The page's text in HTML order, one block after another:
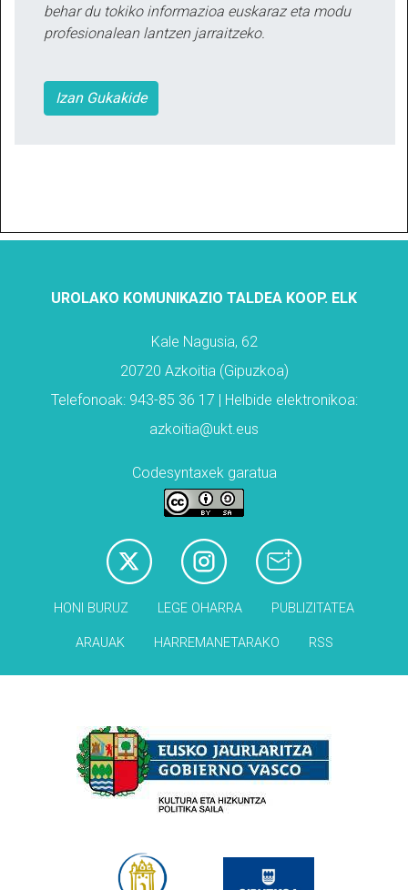
behar du tokiko informazioa euskaraz eta modu
profesionalean lantzen jarraitzeko.
Izan Gukakide
UROLAKO KOMUNIKAZIO TALDEA KOOP. ELK
Kale Nagusia, 62
20720 Azkoitia (Gipuzkoa)
Telefonoak: 943-85 36 17 | Helbide elektronikoa:
azkoitia@ukt.eus
Codesyntaxek garatua
HONI BURUZ LEGE OHARRA PUBLIZITATEA
ARAUAK HARREMANETARAKO RSS